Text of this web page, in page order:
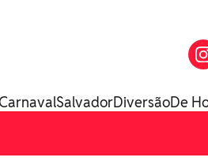
SalvadorDiversãoDe